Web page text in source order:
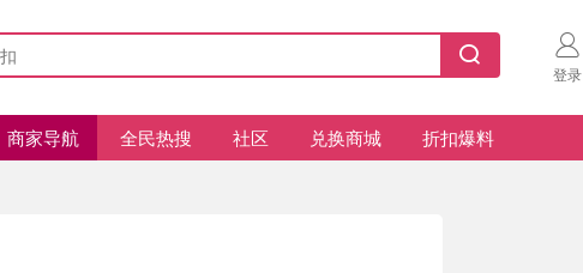
登录
商家导航 全民热搜 社区 兑换商城 折扣爆料